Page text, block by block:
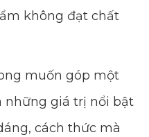
không đạt chất
muốn góp một
những giá trị nổi bật
cách thức mà